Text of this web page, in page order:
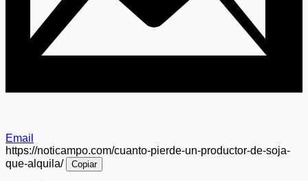
Email
https://noticampo.com/cuanto-pierde-un-productor-de-soja-
que-alquila/
Copiar